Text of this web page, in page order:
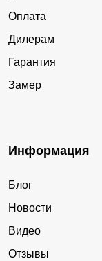
Оплата
Дилерам
Гарантия
Замер
Информация
Блог
Новости
Видео
Отзывы